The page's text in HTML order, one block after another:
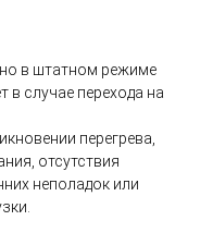
в штатном режиме
в случае перехода на
перегрева,
отсутствия
неполадок или